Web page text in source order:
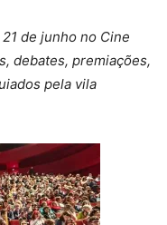
de junho no Cine
debates, premiações,
pela vila